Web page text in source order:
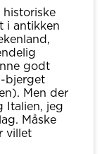
historiske
i antikken
godt
bjerget
Men der
Italien, jeg
Måske
villet